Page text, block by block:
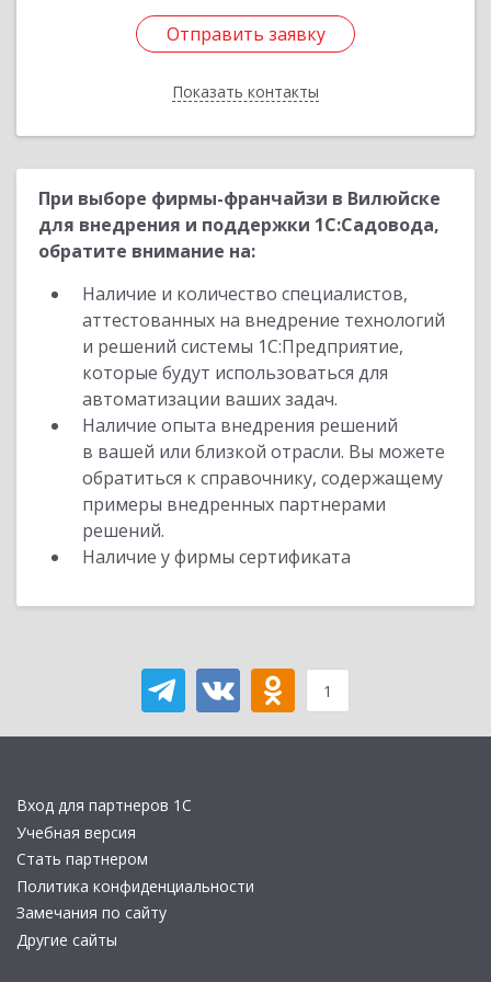
Отправить заявку
Показать контакты
Отправить заявку
Назад
При выборе фирмы-франчайзи в Вилюйске
для внедрения и поддержки 1С:Садовода,
обратите внимание на:
Наличие и количество специалистов,
аттестованных на внедрение технологий
и решений системы 1С:Предприятие,
которые будут использоваться для
автоматизации ваших задач.
Наличие опыта внедрения решений
в вашей или близкой отрасли. Вы можете
обратиться к справочнику, содержащему
примеры внедренных партнерами
решений.
Наличие у фирмы сертификата
1
Вход для партнеров 1С
Учебная версия
Стать партнером
Политика конфиденциальности
Замечания по сайту
Другие сайты